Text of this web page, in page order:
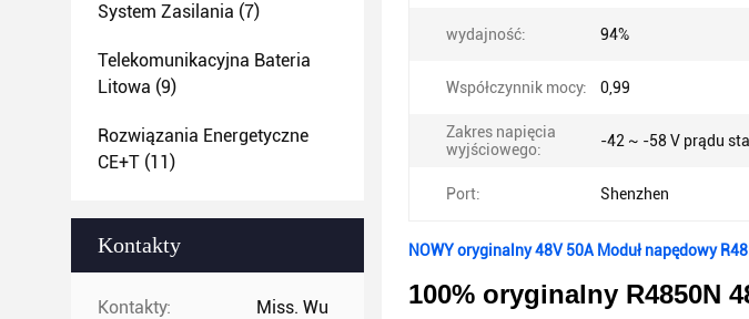
System Zasilania (7)
Telekomunikacyjna Bateria
Litowa (9)
Rozwiązania Energetyczne
CE+T (11)
Kontakty
Kontakty: Miss. Wu
wydajność: 94%
Współczynnik mocy: 0,99
Zakres napięcia
wyjściowego:
-42 ~ -58 V prądu
Port: Shenzhen
NOWY oryginalny 48V 50A Moduł napędowy
100% oryginalny R4850N